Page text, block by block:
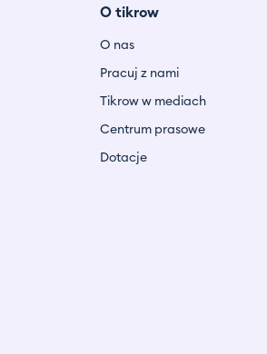
O tikrow
O nas
Pracuj z nami
Tikrow w mediach
Centrum prasowe
Dotacje